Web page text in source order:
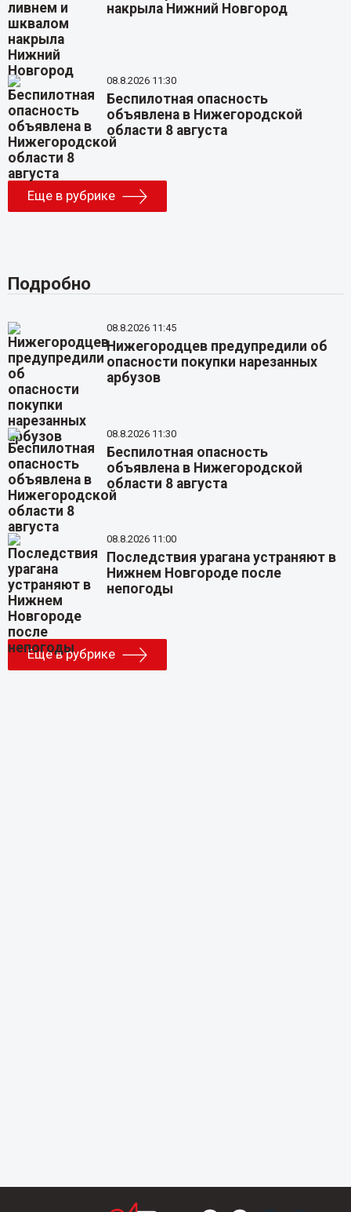
накрыла Нижний Новгород
08.8.2026 11:30
Беспилотная опасность
объявлена в Нижегородской
области 8 августа
Еще в рубрике
Подробно
08.8.2026 11:45
Нижегородцев предупредили об
опасности покупки нарезанных
арбузов
08.8.2026 11:30
Беспилотная опасность
объявлена в Нижегородской
области 8 августа
08.8.2026 11:00
Последствия урагана устраняют в
Нижнем Новгороде после
непогоды
Еще в рубрике